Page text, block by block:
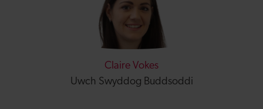
Claire Vokes
Uwch Swyddog Buddsoddi